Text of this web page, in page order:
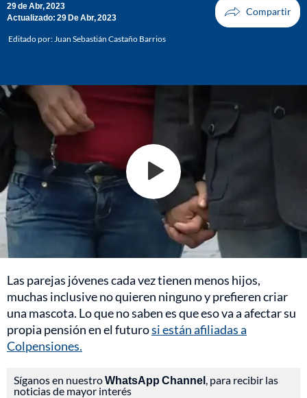
29 de Abr, 2023
Actualizado: 29 De Abr, 2023
Editado por:Juan Sebastián Castaño Barrios
Las parejas jóvenes cada vez tienen menos hijos,
muchas inclusive no quieren ninguno y prefieren criar
una mascota. Lo que no saben es que eso va a afectar su
propia pensión en el futurosi están afiliadas a
Colpensiones.
Síganos en nuestroWhatsApp Channel , para recibir las
noticias de mayor interés